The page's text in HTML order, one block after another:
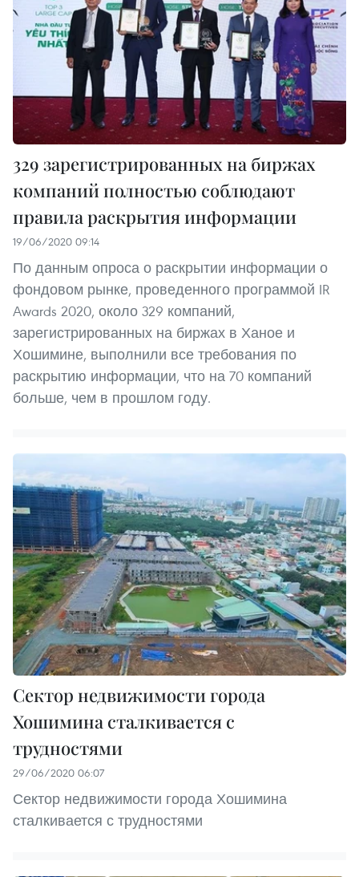
329 зарегистрированных на биржах
компаний полностью соблюдают
правила раскрытия информации
19/06/2020 09:14
По данным опроса о раскрытии информации о
фондовом рынке, проведенного программой IR
Awards 2020, около 329 компаний,
зарегистрированных на биржах в Ханое и
Хошимине, выполнили все требования по
раскрытию информации, что на 70 компаний
больше, чем в прошлом году.
Сектор недвижимости города
Хошимина сталкивается с
трудностями
29/06/2020 06:07
Сектор недвижимости города Хошимина
сталкивается с трудностями